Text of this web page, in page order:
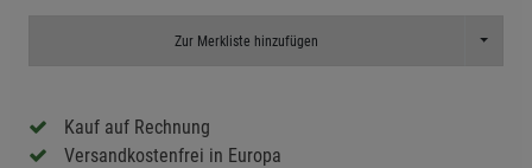
Zur Merkliste hinzufügen Toggle
Kauf auf Rechnung
Versandkostenfrei in Europa